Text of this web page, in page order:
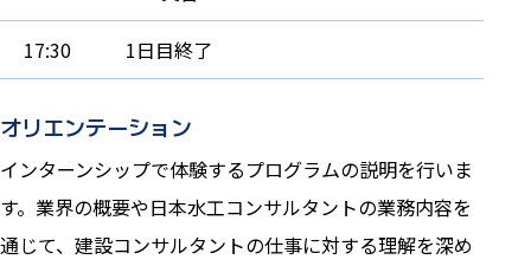
17:30 1日目終了
オリエンテーション
インターンシップで体験するプログラムの説明を行いま
す。業界の概要や日本水工コンサルタントの業務内容を
通じて、建設コンサルタントの仕事に対する理解を深め